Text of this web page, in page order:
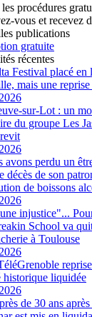
procédures
vous et recevez
publications
gratuite
récentes
Festival placé
mais une reprise
sur-Lot : un
du groupe Les
avons perdu un
décès de son
de boissons
injustice"...
School va
à Toulouse
historique liquidée
de 30 ans